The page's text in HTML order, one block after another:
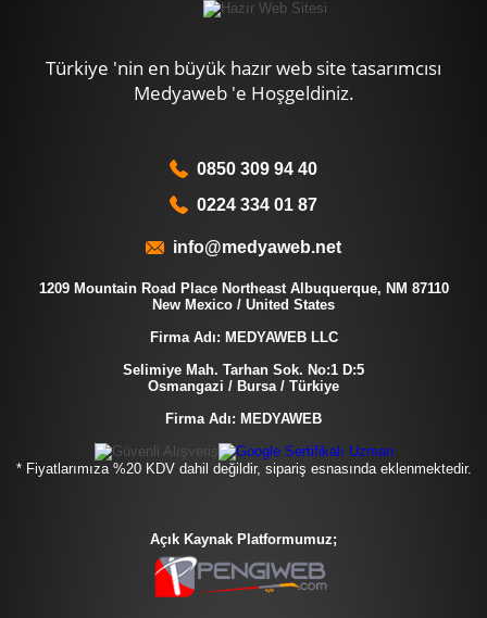
Türkiye 'nin en büyük hazır web site tasarımcısı
Medyaweb 'e Hoşgeldiniz.
0850 309 94 40
0224 334 01 87
info@medyaweb.net
1209 Mountain Road Place Northeast Albuquerque, NM 87110
New Mexico / United States
Firma Adı: MEDYAWEB LLC
Selimiye Mah. Tarhan Sok. No:1 D:5
Osmangazi / Bursa / Türkiye
Firma Adı: MEDYAWEB
* Fiyatlarımıza %20 KDV dahil değildir, sipariş esnasında eklenmektedir.
Açık Kaynak Platformumuz;